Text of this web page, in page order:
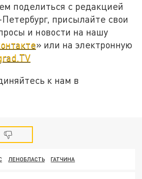
поделиться с редакцией
присылайте свои
и новости на нашу
» или на электронную
к нам в
ЛЕНОБЛАСТЬ ГАТЧИНА